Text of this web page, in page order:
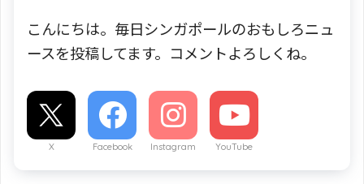
こんにちは。毎日シンガポールのおもしろニュ
ースを投稿してます。コメントよろしくね。
X Facebook Instagram YouTube